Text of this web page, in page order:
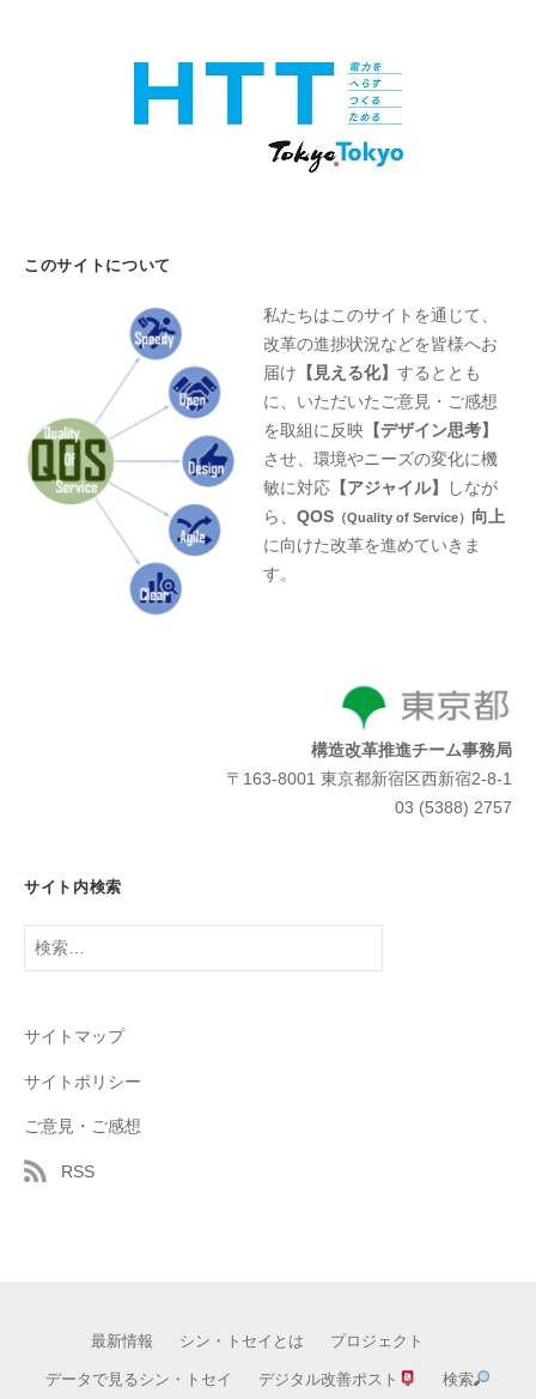
このサイトについて
私たちはこのサイトを通じて、
改革の進捗状況などを皆様へお
届け 【見える化】するととも
に、いただいたご意見・ご感想
を取組に反映 【デザイン思考】
させ、環境やニーズの変化に機
敏に対応 【アジャイル】
しなが
ら、QOS （Quality of Service） 向上
に向けた改革を進めていきま
す。
構造改革推進チーム事務局
〒163-8001 東京都新宿区西新宿2-8-1
03 (5388) 2757
サイト内検索
検
サイトマップ
サイトポリシー
ご意見・ご感想
RSS
最新情報 シン・トセイとは プロジェクト
データで見るシン・トセイ デジタル改善ポスト 検索